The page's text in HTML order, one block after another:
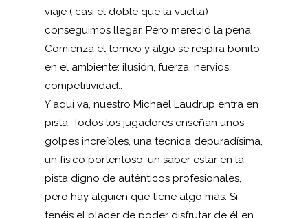
viaje ( casi el doble que la vuelta)
conseguimos llegar. Pero mereció la pena.
Comienza el torneo y algo se respira bonito
en el ambiente: ilusión, fuerza, nervios,
competitividad..
Y aquí va, nuestro Michael Laudrup entra en
pista. Todos los jugadores enseñan unos
golpes increíbles, una técnica depuradísima,
un físico portentoso, un saber estar en la
pista digno de auténticos profesionales,
pero hay alguien que tiene algo más. Si
tenéis el placer de poder disfrutar de él en